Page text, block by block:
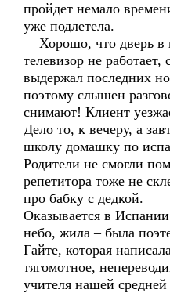
пройдет немало
уже подлетела.
Хорошо, что дверь в
телевизор не работает,
выдержал последних
поэтому слышен
снимают! Клиент
Дело то, к вечеру, а
школу домашку по
Родители не смогли
репетитора тоже не
про бабку с дедкой.
Оказывается в
небо, жила – была
Гайте, которая
тягомотное,
учителя нашей